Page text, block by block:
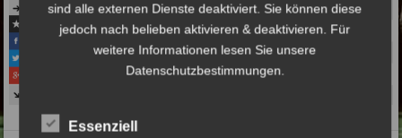
sind alle externen Dienste deaktiviert. Sie können diese
jedoch nach belieben aktivieren & deaktivieren. Für
weitere Informationen lesen Sie unsere
Datenschutzbestimmungen.
Essenziell